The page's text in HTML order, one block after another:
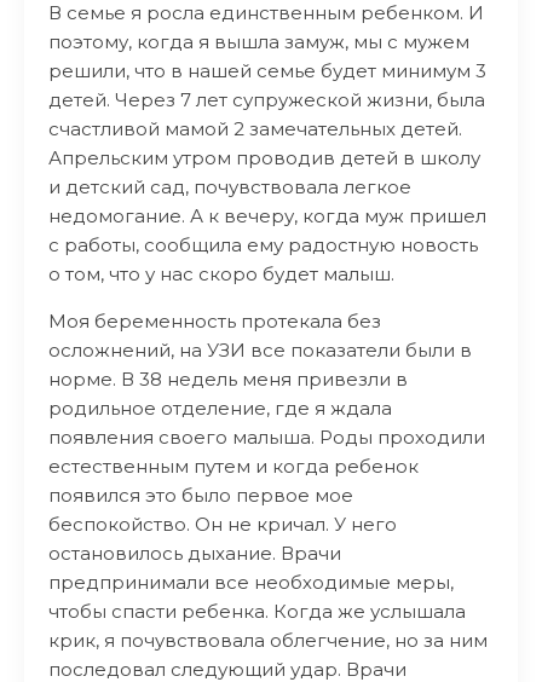
В семье я росла единственным ребенком. И
поэтому, когда я вышла замуж, мы с мужем
решили, что в нашей семье будет минимум 3
детей. Через 7 лет супружеской жизни, была
счастливой мамой 2 замечательных детей.
Апрельским утром проводив детей в школу
и детский сад, почувствовала легкое
недомогание. А к вечеру, когда муж пришел
с работы, сообщила ему радостную новость
о том, что у нас скоро будет малыш.
Моя беременность протекала без
осложнений, на УЗИ все показатели были в
норме. В 38 недель меня привезли в
родильное отделение, где я ждала
появления своего малыша. Роды проходили
естественным путем и когда ребенок
появился это было первое мое
беспокойство. Он не кричал. У него
остановилось дыхание. Врачи
предпринимали все необходимые меры,
чтобы спасти ребенка. Когда же услышала
крик, я почувствовала облегчение, но за ним
последовал следующий удар. Врачи